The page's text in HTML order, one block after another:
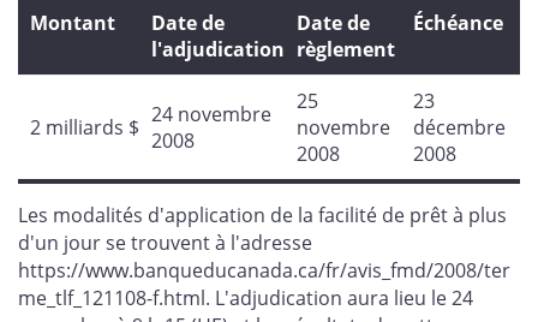
Montant
Date de
l'adjudication
Date de
règlement
Échéance
2 milliards $ 24 novembre
2008
25
novembre
2008
23
décembre
2008
Les modalités d'application de la facilité de prêt à plus
d'un jour se trouvent à l'adresse
https://www.banqueducanada.ca/fr/avis_fmd/2008/ter
me_tlf_121108-f.html. L'adjudication aura lieu le 24